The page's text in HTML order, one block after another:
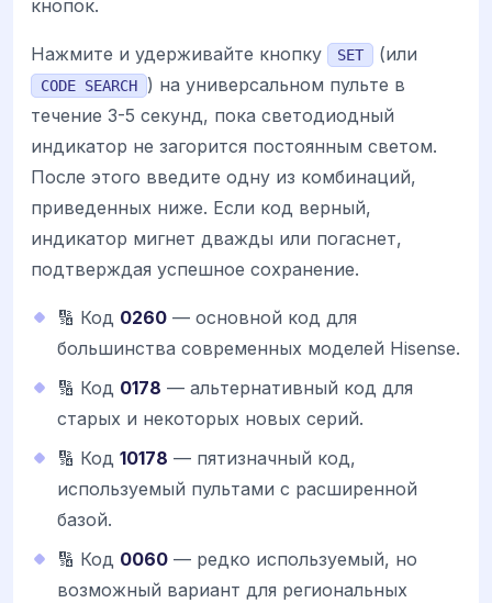
кнопок.
Нажмите и удерживайте кнопку SET (или
CODE SEARCH
) на универсальном пульте в
течение 3-5 секунд, пока светодиодный
индикатор не загорится постоянным светом.
После этого введите одну из комбинаций,
приведенных ниже. Если код верный,
индикатор мигнет дважды или погаснет,
подтверждая успешное сохранение.
🔢 Код 0260 — основной код для
большинства современных моделей Hisense.
🔢 Код 0178 — альтернативный код для
старых и некоторых новых серий.
🔢 Код 10178 — пятизначный код,
используемый пультами с расширенной
базой.
🔢 Код 0060 — редко используемый, но
возможный вариант для региональных